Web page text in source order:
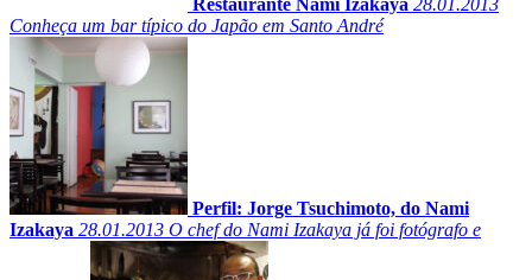
Conheça um bar típico do Japão em Santo André
Perfil: Jorge Tsuchimoto, do Nami
Izakaya 28.01.2013 O chef do Nami Izakaya já foi fotógrafo e